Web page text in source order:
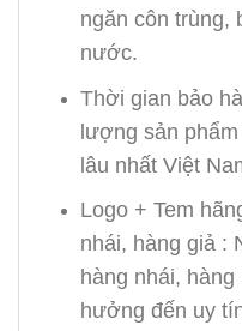
ngăn côn trùng,
nước.
Thời gian bảo
lượng sản
lâu nhất Việt
Logo + Tem
nhái, hàng giả :
hàng nhái,
hưởng đến uy